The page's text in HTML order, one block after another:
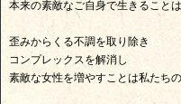
本来の素敵なご自身で生きること
歪みからくる不調を取り除き
コンプレックスを解消し
素敵な女性を増やすことは私たち